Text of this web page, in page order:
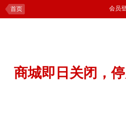
首页 会员
商城即日关闭，